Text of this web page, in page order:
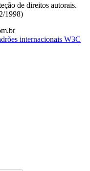
de direitos autorais.
1998)